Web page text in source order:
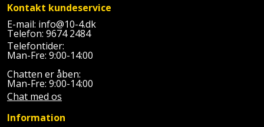
Kontakt kundeservice
E-mail: info@10-4.dk
Telefon: 9674 2484
Telefontider:
Man-Fre: 9:00-14:00
Chatten er åben:
Man-Fre: 9:00-14:00
Chat med os
Information